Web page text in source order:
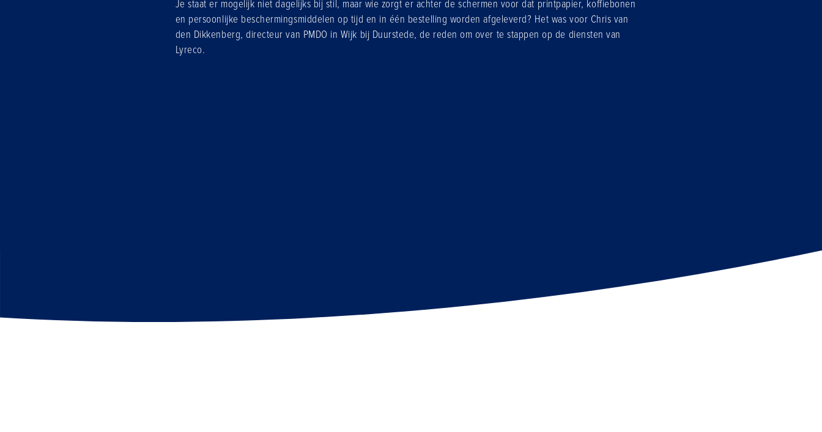
Je staat er mogelijk niet dagelijks bij stil, maar wie zorgt er achter de schermen voor dat printpapier, koffiebonen
en persoonlijke beschermingsmiddelen op tijd en in één bestelling worden afgeleverd? Het was voor Chris van
den Dikkenberg, directeur van PMDO in Wijk bij Duurstede, de reden om over te stappen op de diensten van
Lyreco.